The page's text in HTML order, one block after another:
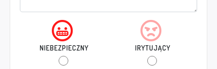
NIEBEZPIECZNY IRYTUJĄCY